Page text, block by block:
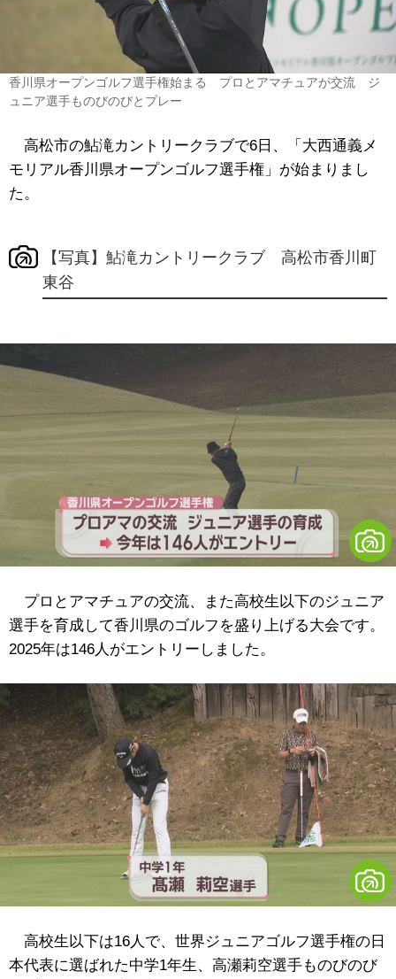
香川県オープンゴルフ選手権始まる プロとアマチュアが交流 ジ
ュニア選手ものびのびとプレー
高松市の鮎滝カントリークラブで6日、「大西通義メ
モリアル香川県オープンゴルフ選手権」が始まりまし
た。
【写真】鮎滝カントリークラブ 高松市香川町
東谷
プロとアマチュアの交流、また高校生以下のジュニア
選手を育成して香川県のゴルフを盛り上げる大会です。
2025年は146人がエントリーしました。
高校生以下は16人で、世界ジュニアゴルフ選手権の日
本代表に選ばれた中学1年生、高瀬莉空選手ものびのび